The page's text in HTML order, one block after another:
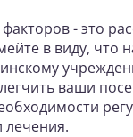
- это
в виду, что
ваши
лечения.